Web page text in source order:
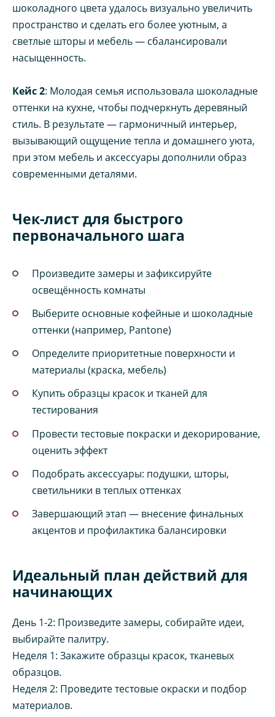
шоколадного цвета удалось визуально увеличить
пространство и сделать его более уютным, а
светлые шторы и мебель — сбалансировали
насыщенность.
Кейс 2: Молодая семья использовала шоколадные
оттенки на кухне, чтобы подчеркнуть деревяный
стиль. В результате — гармоничный интерьер,
вызывающий ощущение тепла и домашнего уюта,
при этом мебель и аксессуары дополнили образ
современными деталями.
Чек-лист для быстрого
первоначального шага
Произведите замеры и зафиксируйте
освещённость комнаты
Выберите основные кофейные и шоколадные
оттенки (например, Pantone)
Определите приоритетные поверхности и
материалы (краска, мебель)
Купить образцы красок и тканей для
тестирования
Провести тестовые покраски и декорирование,
оценить эффект
Подобрать аксессуары: подушки, шторы,
светильники в теплых оттенках
Завершающий этап — внесение финальных
акцентов и профилактика балансировки
Идеальный план действий для
начинающих
День 1-2: Произведите замеры, собирайте идеи,
выбирайте палитру.
Неделя 1: Закажите образцы красок, тканевых
образцов.
Неделя 2: Проведите тестовые окраски и подбор
материалов.